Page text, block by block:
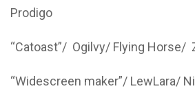
Prodigo
“Catoast”/ Ogilvy/ Flying Horse/
“Widescreen maker”/ LewLara/